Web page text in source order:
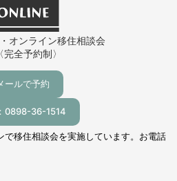
オンライン移住相談会
〈完全予約制〉
ールで予約
0898-36-1514
で移住相談会を実施しています。お電話